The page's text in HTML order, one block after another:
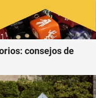
consejos de